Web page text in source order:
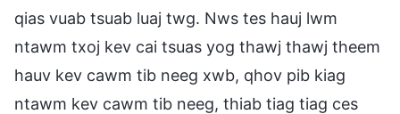
qias vuab tsuab luaj twg. Nws tes hauj lwm
ntawm txoj kev cai tsuas yog thawj thawj theem
hauv kev cawm tib neeg xwb, qhov pib kiag
ntawm kev cawm tib neeg, thiab tiag tiag ces